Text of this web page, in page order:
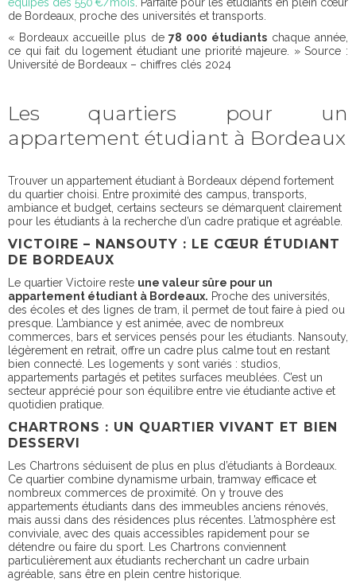
de Bordeaux, proche des universités et transports.
« Bordeaux accueille plus de78 000 étudiants chaque année,
ce qui fait du logement étudiant une priorité majeure. »Source :
Université de Bordeaux – chiffres clés 2024
Les quartiers pour un
appartement étudiant à Bordeaux
Trouver un appartement étudiant à Bordeaux dépend fortement
du quartier choisi. Entre proximité des campus, transports,
ambiance et budget, certains secteurs se démarquent clairement
pour les étudiants à la recherche d’un cadre pratique et agréable.
VICTOIRE – NANSOUTY : LE CŒUR ÉTUDIANT
DE BORDEAUX
Le quartier Victoire reste une valeur sûre pour un
appartement étudiant à Bordeaux. Proche des universités,
des écoles et des lignes de tram, il permet de tout faire à pied ou
presque. L’ambiance y est animée, avec de nombreux
commerces, bars et services pensés pour les étudiants. Nansouty,
légèrement en retrait, offre un cadre plus calme tout en restant
bien connecté. Les logements y sont variés : studios,
appartements partagés et petites surfaces meublées. C’est un
secteur apprécié pour son équilibre entre vie étudiante active et
quotidien pratique.
CHARTRONS : UN QUARTIER VIVANT ET BIEN
DESSERVI
Les Chartrons séduisent de plus en plus d’étudiants à Bordeaux.
Ce quartier combine dynamisme urbain, tramway efficace et
nombreux commerces de proximité. On y trouve des
appartements étudiants dans des immeubles anciens rénovés
mais aussi dans des résidences plus récentes. L’atmosphère est
conviviale, avec des quais accessibles rapidement pour se
détendre ou faire du sport. Les Chartrons conviennent
particulièrement aux étudiants recherchant un cadre urbain
agréable, sans être en plein centre historique.